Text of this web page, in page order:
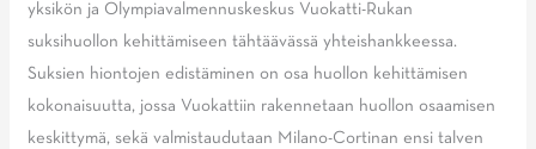
yksikön ja Olympiavalmennuskeskus Vuokatti-Rukan
suksihuollon kehittämiseen tähtäävässä yhteishankkeessa.
Suksien hiontojen edistäminen on osa huollon kehittämisen
kokonaisuutta, jossa Vuokattiin rakennetaan huollon osaamisen
keskittymä, sekä valmistaudutaan Milano-Cortinan ensi talven